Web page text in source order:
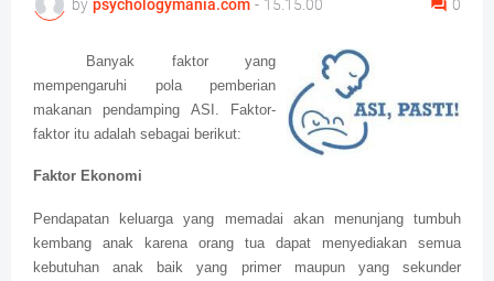
by psychologymania.com - 15.15.00 0
Banyak faktor yang
mempengaruhi pola pemberian
makanan pendamping ASI. Faktor-
faktor itu adalah sebagai berikut:
Faktor Ekonomi
Pendapatan keluarga yang memadai akan menunjang tumbuh
kembang anak karena orang tua dapat menyediakan semua
kebutuhan anak baik yang primer maupun yang sekunder